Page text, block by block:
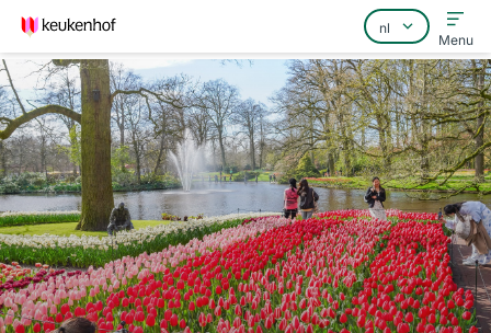
Home
Veelgestelde vragen
Contact
Menu